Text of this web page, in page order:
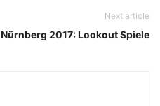
Next article
Nürnberg 2017: Lookout Spiele